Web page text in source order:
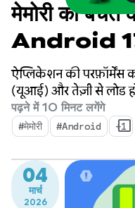
मेमोरी की बचत
Android 17
ऐप्लिकेशन की परफ़ॉर्मेंस
(यूआई) और तेज़ी से लोड
हालांकि, मेमोरी एक ऐसी
तैयार की जाती हैं. यह
मेमोरी पहले से ज़्यादा ज़रूरी
पढ़ने में 10 मिनट लगेंगे
#मेमोरी #Android +1
04
मार्च
2026